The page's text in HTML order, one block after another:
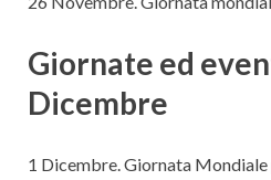
Giornate ed
Dicembre
1 Dicembre. Giornata Mondiale